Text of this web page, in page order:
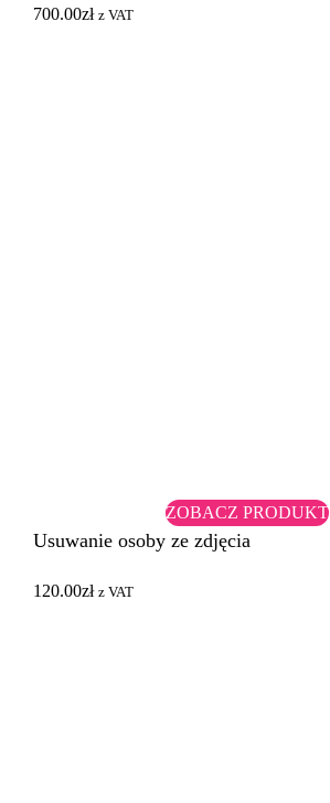
700.00zł z VAT
ZOBACZ PRODUKT
Usuwanie osoby ze zdjęcia
120.00zł z VAT